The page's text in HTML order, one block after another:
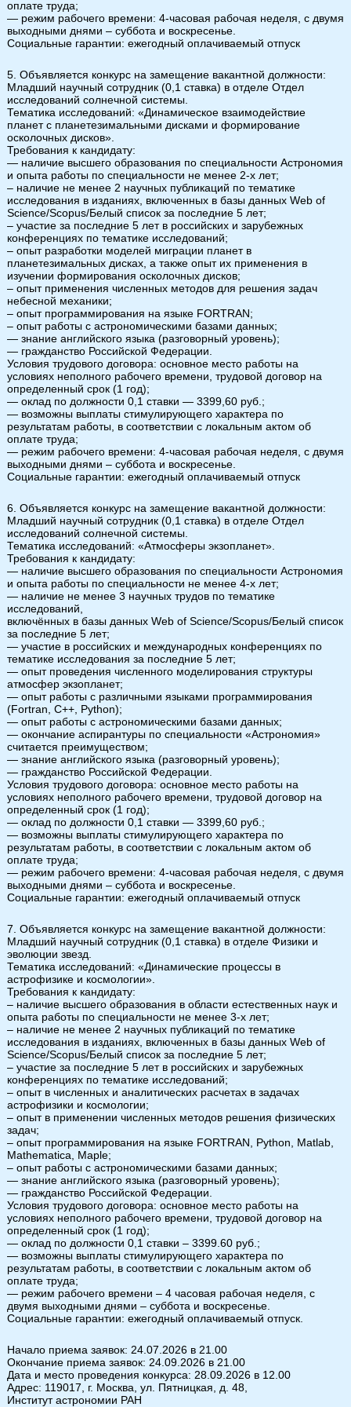
оплате труда;
— режим рабочего времени: 4-часовая рабочая неделя, с двумя
выходными днями – суббота и воскресенье.
Социальные гарантии: ежегодный оплачиваемый отпуск
5. Объявляется конкурс на замещение вакантной должности:
Младший научный сотрудник (0,1 ставка) в отделе Отдел
исследований солнечной системы.
Тематика исследований: «Динамическое взаимодействие
планет с планетезимальными дисками и формирование
осколочных дисков».
Требования к кандидату:
— наличие высшего образования по специальности Астрономия
и опыта работы по специальности не менее 2-х лет;
– наличие не менее 2 научных публикаций по тематике
исследования в изданиях, включенных в базы данных Web of
Science/Scopus/Белый список за последние 5 лет;
– участие за последние 5 лет в российских и зарубежных
конференциях по тематике исследований;
– опыт разработки моделей миграции планет в
планетезимальных дисках, а также опыт их применения в
изучении формирования осколочных дисков;
– опыт применения численных методов для решения задач
небесной механики;
– опыт программирования на языке FORTRAN;
– опыт работы с астрономическими базами данных;
— знание английского языка (разговорный уровень);
— гражданство Российской Федерации.
Условия трудового договора: основное место работы на
условиях неполного рабочего времени, трудовой договор на
определенный срок (1 год);
— оклад по должности 0,1 ставки — 3399,60 руб.;
— возможны выплаты стимулирующего характера по
результатам работы, в соответствии с локальным актом об
оплате труда;
— режим рабочего времени: 4-часовая рабочая неделя, с двумя
выходными днями – суббота и воскресенье.
Социальные гарантии: ежегодный оплачиваемый отпуск
6. Объявляется конкурс на замещение вакантной должности:
Младший научный сотрудник (0,1 ставка) в отделе Отдел
исследований солнечной системы.
Тематика исследований: «Атмосферы экзопланет».
Требования к кандидату:
— наличие высшего образования по специальности Астрономия
и опыта работы по специальности не менее 4-х лет;
— наличие не менее 3 научных трудов по тематике
исследований,
включённых в базы данных Web of Science/Scopus/Белый список
за последние 5 лет;
— участие в российских и международных конференциях по
тематике исследования за последние 5 лет;
— опыт проведения численного моделирования структуры
атмосфер экзопланет;
— опыт работы с различными языками программирования
(Fortran, C++, Python);
— опыт работы с астрономическими базами данных;
— окончание аспирантуры по специальности «Астрономия»
считается преимуществом;
— знание английского языка (разговорный уровень);
— гражданство Российской Федерации.
Условия трудового договора: основное место работы на
условиях неполного рабочего времени, трудовой договор на
определенный срок (1 год);
— оклад по должности 0,1 ставки — 3399,60 руб.;
— возможны выплаты стимулирующего характера по
результатам работы, в соответствии с локальным актом об
оплате труда;
— режим рабочего времени: 4-часовая рабочая неделя, с двумя
выходными днями – суббота и воскресенье.
Социальные гарантии: ежегодный оплачиваемый отпуск
7. Объявляется конкурс на замещение вакантной должности:
Младший научный сотрудник (0,1 ставка) в отделе Физики и
эволюции звезд.
Тематика исследований: «Динамические процессы в
астрофизике и космологии».
Требования к кандидату:
– наличие высшего образования в области естественных наук и
опыта работы по специальности не менее 3-х лет;
– наличие не менее 2 научных публикаций по тематике
исследования в изданиях, включенных в базы данных Web of
Science/Scopus/Белый список за последние 5 лет;
– участие за последние 5 лет в российских и зарубежных
конференциях по тематике исследований;
– опыт в численных и аналитических расчетах в задачах
астрофизики и космологии;
– опыт в применении численных методов решения физических
задач;
– опыт программирования на языке FORTRAN, Python, Matlab,
Mathematica, Maple;
– опыт работы с астрономическими базами данных;
— знание английского языка (разговорный уровень);
— гражданство Российской Федерации.
Условия трудового договора: основное место работы на
условиях неполного рабочего времени, трудовой договор на
определенный срок (1 год);
— оклад по должности 0,1 ставки – 3399.60 руб.;
— возможны выплаты стимулирующего характера по
результатам работы, в соответствии с локальным актом об
оплате труда;
— режим рабочего времени – 4 часовая рабочая неделя, с
двумя выходными днями – суббота и воскресенье.
Социальные гарантии: ежегодный оплачиваемый отпуск.
Начало приема заявок: 24.07.2026 в 21.00
Окончание приема заявок: 24.09.2026 в 21.00
Дата и место проведения конкурса: 28.09.2026 в 12.00
Адрес: 119017, г. Москва, ул. Пятницкая, д. 48,
Институт астрономии РАН